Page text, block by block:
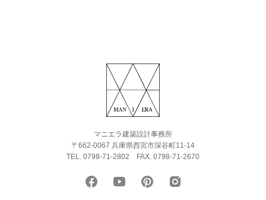
マニエラ建築設計事務所
〒662-0067 兵庫県西宮市深谷町11-14
TEL. 0798-71-2802 FAX. 0798-71-2670